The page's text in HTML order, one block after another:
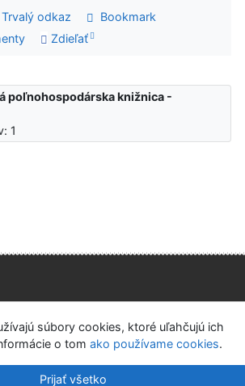
Trvalý odkaz
Bookmark
Zdieľať
poľnohospodárska knižnica -
1
Napíšte nám Nastavenie cookies
knižnica pri SPU v Nitre
súbory cookies, ktoré uľahčujú ich
o tom ako používame cookies.
Prijať všetko